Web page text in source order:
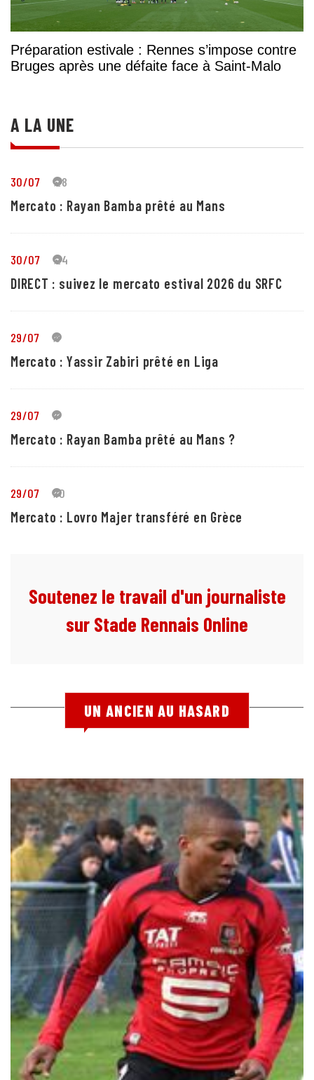
Préparation estivale : Rennes s’impose contre
Bruges après une défaite face à Saint-Malo
A LA UNE
30/07 28
Mercato : Rayan Bamba prêté au Mans
30/07 24
DIRECT : suivez le mercato estival 2026 du SRFC
29/07 5
Mercato : Yassir Zabiri prêté en Liga
29/07 1
Mercato : Rayan Bamba prêté au Mans ?
29/07 10
Mercato : Lovro Majer transféré en Grèce
Soutenez le travail d'un journaliste
sur Stade Rennais Online
UN ANCIEN AU HASARD